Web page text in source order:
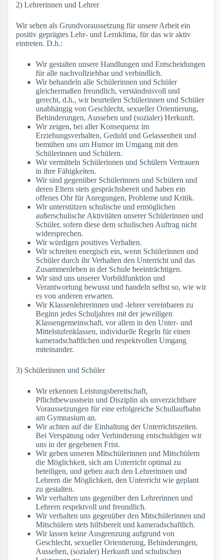
2) Lehrerinnen und Lehrer
Wir sehen als Grundvoraussetzung für unsere Arbeit ein
positiv geprägtes Lehr- und Lernklima, für das wir aktiv
eintreten. D.h.:
Wir gestalten unsere Handlungen und Entscheidungen
für alle nachvollziehbar und verbindlich.
Wir behandeln alle Schülerinnen und Schüler
gleichermaßen freundlich, verständnisvoll und
gerecht, d.h., wir beurteilen Schülerinnen und Schüler
unabhängig von Geschlecht, sexueller Orientierung,
Behinderungen, Aussehen und (sozialer) Herkunft.
Wir zeigen, bei aller Konsequenz im
Erziehungsverhalten, Geduld und Gelassenheit und
bemühen uns um Humor im Umgang mit den
Schülerinnen und Schülern.
Wir vermitteln Schülerinnen und Schülern Vertrauen
in ihre Fähigkeiten.
Wir sind gegenüber Schülerinnen und Schülern und
deren Eltern stets gesprächsbereit und haben ein
offenes Ohr für Anregungen, Probleme und Kritik.
Wir unterstützen schulische und ermöglichen
außerschulische Aktivitäten unserer Schülerinnen und
Schüler, sofern diese dem schulischen Auftrag nicht
widersprechen.
Wir würdigen positives Verhalten.
Wir schreiten energisch ein, wenn Schülerinnen und
Schüler durch ihr Verhalten den Unterricht und das
Zusammenleben in der Schule beeinträchtigen.
Wir sind uns unserer Vorbildfunktion und
Verantwortung bewusst und handeln selbst so, wie wir
es von anderen erwarten.
Wir Klassenlehrerinnen und -lehrer vereinbaren zu
Beginn jedes Schuljahres mit der jeweiligen
Klassengemeinschaft, vor allem in den Unter- und
Mittelstufenklassen, individuelle Regeln für einen
kameradschaftlichen und respektvollen Umgang
miteinander.
3) Schülerinnen und Schüler
Wir erkennen Leistungsbereitschaft,
Pflichtbewusstsein und Disziplin als unverzichtbare
Voraussetzungen für eine erfolgreiche Schullaufbahn
am Gymnasium an.
Wir achten auf die Einhaltung der Unterrichtszeiten.
Bei Verspätung oder Verhinderung entschuldigen wir
uns in der gegebenen Frist.
Wir geben unseren Mitschülerinnen und Mitschülern
die Möglichkeit, sich am Unterricht optimal zu
beteiligen, und geben auch den Lehrerinnen und
Lehrern die Möglichkeit, den Unterricht wie geplant
zu gestalten.
Wir verhalten uns gegenüber den Lehrerinnen und
Lehrern respektvoll und freundlich.
Wir verhalten uns gegenüber den Mitschülerinnen und
Mitschülern stets hilfsbereit und kameradschaftlich.
Wir lassen keine Ausgrenzung aufgrund von
Geschlecht, sexueller Orientierung, Behinderungen,
Aussehen, (sozialer) Herkunft und schulischen